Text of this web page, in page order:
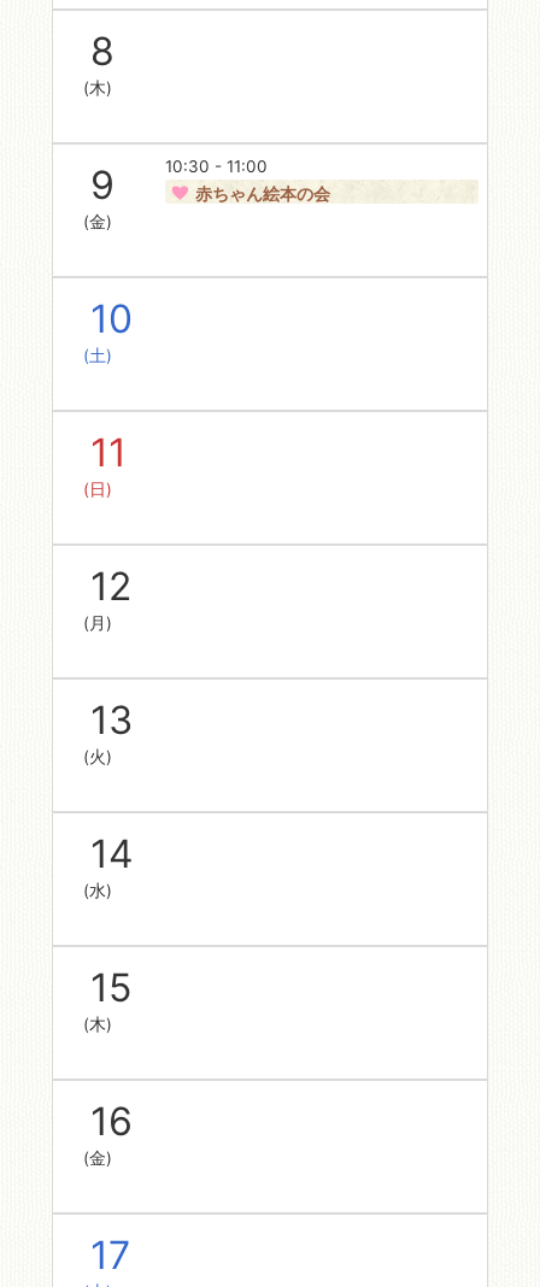
8
(木)
9
(金)
10:30 - 11:00
赤ちゃん絵本の会
10
(土)
11
(日)
12
(月)
13
(火)
14
(水)
15
(木)
16
(金)
17